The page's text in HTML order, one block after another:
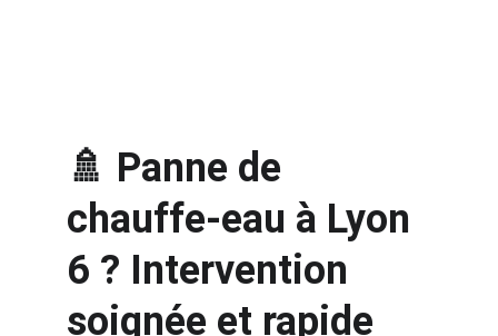
🚿 Panne de
chauffe-eau à Lyon
6 ? Intervention
soignée et rapide